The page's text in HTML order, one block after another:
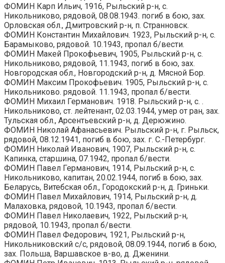
ФОМИН Карп Ильич, 1916, Рыльский р-н, с.
Никольниково, рядовой, 08.08.1943. погиб в бою, зах.
Орловская обл., Дмитровский р-н, п. Странновск.
ФОМИН Константин Михайлович. 1923, Рыльский р-н, с.
Барамыково, рядовой. 10.1943, пропал б/вести.
ФОМИН Макей Прокофьевич, 1905, Рыльский р-н, с.
Никольниково, рядовой, 11.1943, погиб в бою, зах.
Новгородская обл., Новгородский р-н, д. Мясной Бор.
ФОМИН Максим Прокофьевич. 1905, Рыльский р-н, с.
Никольниково. рядовой. 11.1943, пропал б/вести.
ФОМИН Михаил Германович. 1918. Рыльский р-н, с. .
Никольниково, ст. лейтенант, 02.03.1944, умер от ран, зах.
Тульская обл., Арсентьевский р-н, д. Дерюжино.
ФОМИН Николай Афанасьевич. Рыльский р-н, г. Рыльск,
рядовой, 08.12.1941, погиб в бою, зах. г. С.-Петербург.
ФОМИН Николай Иванович, 1907, Рыльский р-н, с.
Капинка, старшина, 07.1942, пропал б/вести.
ФОМИН Павел Германович, 1914, Рыльский р-н, с.
Никольниково, капитан, 20.02.1944, погиб в бою, зах.
Беларусь, Витебская обл., Городокский р-н, д. Гриньки.
ФОМИН Павел Михайлович, 1914, Рыльский р-н, д.
Малаховка, рядовой, 10.1943, пропал б/вести.
ФОМИН Павел Николаевич, 1922, Рыльский р-н,
рядовой, 10.1943, пропал б/вести.
ФОМИН Павел Федорович, 1921, Рыльский р-н,
Никольниковский с/с, рядовой, 08.09.1944, погиб в бою,
зах. Польша, Варшавское в-во, д. Дженини.